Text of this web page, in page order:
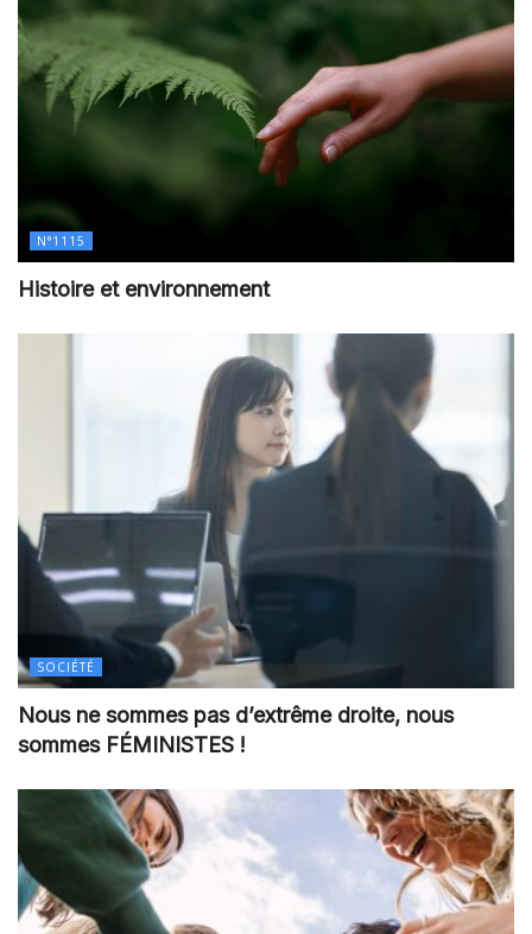
N°1115
Histoire et environnement
SOCIÉTÉ
Nous ne sommes pas d’extrême droite, nous
sommes FÉMINISTES !